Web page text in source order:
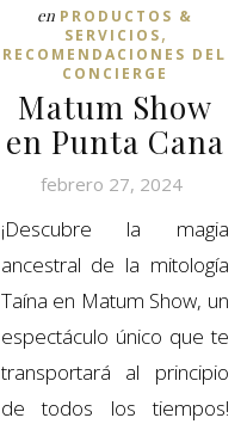
en PRODUCTOS &
SERVICIOS,
RECOMENDACIONES DEL
CONCIERGE
Matum Show
en Punta Cana
febrero 27, 2024
¡Descubre la magia
ancestral de la mitología
Taína en Matum Show, un
espectáculo único que te
transportará al principio
de todos los tiempos!